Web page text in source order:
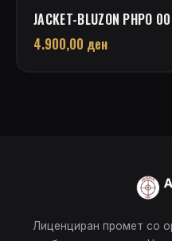
JACKET-BLUZON PHPO
4.900,00 ден
Лиценциран промет со